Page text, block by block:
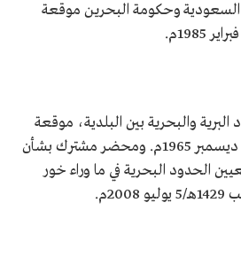
السعودية وحكومة البحرين موقعة
والبحرية بين البلدية، موقعة
بتاريخ 11 شعبان 1385هـ/4 ديسمبر 1965م. ومحضر مشترك بشأن
الحدود البحرية في ما وراء خور